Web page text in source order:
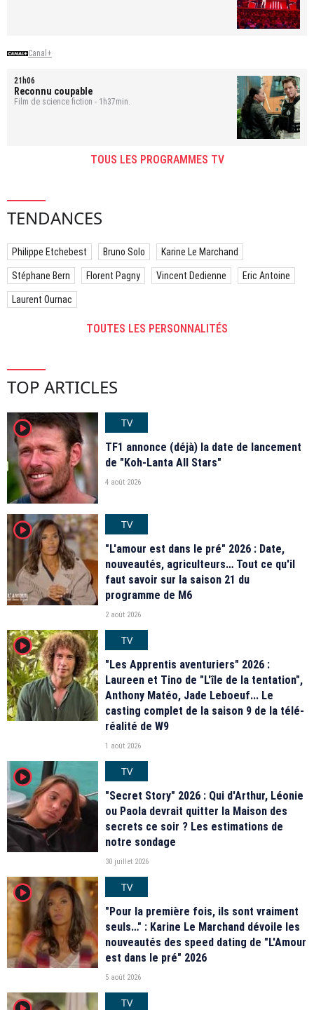
Canal+
21h06
Reconnu coupable
Film de science fiction - 1h37min.
TOUS LES PROGRAMMES TV
TENDANCES
Philippe Etchebest Bruno Solo Karine Le Marchand
Stéphane Bern Florent Pagny Vincent Dedienne Eric Antoine
Laurent Ournac
TOUTES LES PERSONNALITÉS
TOP ARTICLES
player2
TV
TF1 annonce (déjà) la date de lancement
de "Koh-Lanta All Stars"
4 août 2026
player2
TV
"L'amour est dans le pré" 2026 : Date,
nouveautés, agriculteurs… Tout ce qu'il
faut savoir sur la saison 21 du
programme de M6
2 août 2026
player2
TV
"Les Apprentis aventuriers" 2026 :
Laureen et Tino de "L'île de la tentation",
Anthony Matéo, Jade Leboeuf... Le
casting complet de la saison 9 de la télé-
réalité de W9
1 août 2026
player2
TV
"Secret Story" 2026 : Qui d'Arthur, Léonie
ou Paola devrait quitter la Maison des
secrets ce soir ? Les estimations de
notre sondage
30 juillet 2026
player2
TV
"Pour la première fois, ils sont vraiment
seuls…" : Karine Le Marchand dévoile les
nouveautés des speed dating de "L'Amour
est dans le pré" 2026
5 août 2026
TV